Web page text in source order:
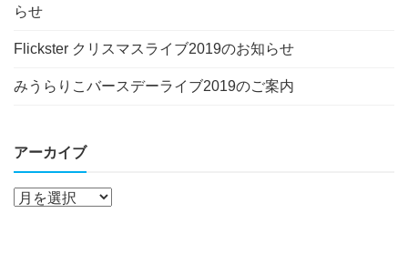
らせ
Flickster クリスマスライブ2019のお知らせ
みうらりこバースデーライブ2019のご案内
アーカイブ